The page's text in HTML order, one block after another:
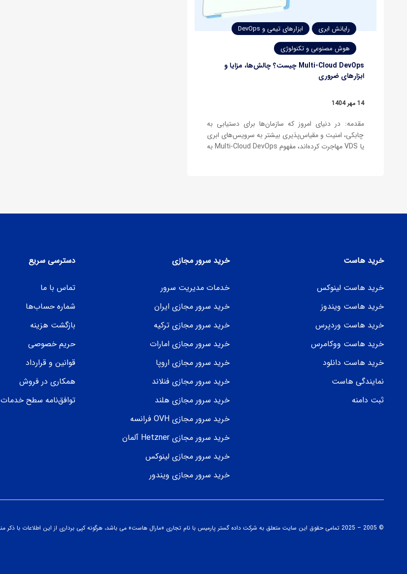
رایانش ابری
ابزارهای تیمی و DevOps
هوش مصنوعی و تکنولوژی
Multi-Cloud DevOps چیست؟ چالش‌ها، مزایا و
ابزارهای ضروری
14 مهر 1404
مقدمه: در دنیای امروز که سازمان‌ها برای دستیابی به
چابکی، امنیت و مقیاس‌پذیری بیشتر به سرویس‌های ابری
یا VDS مهاجرت کرده‌اند، مفهوم Multi-Cloud DevOps به
خرید هاست
خرید هاست لینوکس
خرید هاست ویندوز
خرید هاست وردپرس
خرید هاست ووکامرس
خرید هاست دانلود
نمایندگی هاست
ثبت دامنه
خرید سرور مجازی
خدمات مدیریت سرور
خرید سرور مجازی ایران
خرید سرور مجازی ترکیه
خرید سرور مجازی امارات
خرید سرور مجازی اروپا
خرید سرور مجازی فنلاند
خرید سرور مجازی هلند
خرید سرور مجازی OVH فرانسه
خرید سرور مجازی Hetzner آلمان
خرید سرور مجازی لینوکس
خرید سرور مجازی ویندور
دسترسی سریع
تماس با ما
شماره حساب‌ها
بازگشت هزینه
حریم خصوصی
قوانین و قرارداد
همکاری در فروش
توافق‌نامه سطح خدمات
© 2005 – 2025 تمامی حقوق این سایت متعلق به شرکت داده گستر پارمیس با نام تجاری «مارال هاست» می باشد، هرگونه کپی برداری از این اطلاعات با ذکر منبع مجاز می باشد.